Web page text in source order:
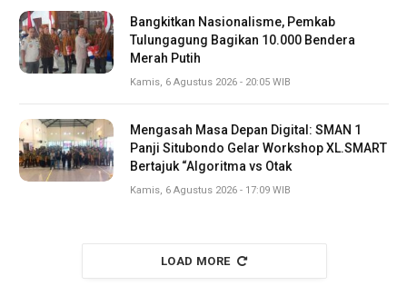
Bangkitkan Nasionalisme, Pemkab
Tulungagung Bagikan 10.000 Bendera
Merah Putih
Kamis, 6 Agustus 2026 - 20:05 WIB
Mengasah Masa Depan Digital: SMAN 1
Panji Situbondo Gelar Workshop XL.SMART
Bertajuk “Algoritma vs Otak
Kamis, 6 Agustus 2026 - 17:09 WIB
LOAD MORE